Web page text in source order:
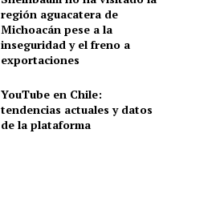
región aguacatera de
Michoacán pese a la
inseguridad y el freno a
exportaciones
YouTube en Chile:
tendencias actuales y datos
de la plataforma